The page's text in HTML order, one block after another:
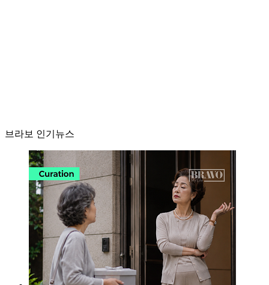
브라보 인기뉴스